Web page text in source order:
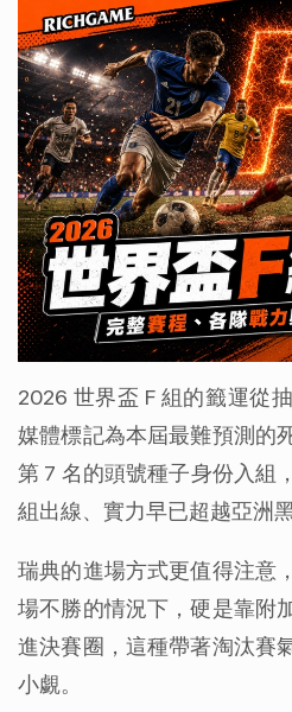
2026 世界盃 F 組的籤運從
媒體標記為本屆最難預測的
第 7 名的頭號種子身份入組
組出線、實力早已超越亞洲
瑞典的進場方式更值得注意
場不勝的情況下，硬是靠附
進決賽圈，這種帶著淘汰賽
小覷。